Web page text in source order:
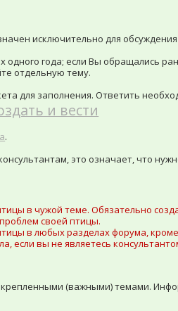
исключительно для
года; если Вы обращались
отдельную тему.
для заполнения. Ответить
и вести
.
это означает, что
в чужой теме. Обязательно
своей птицы.
в любых разделах форума,
если вы не являетесь
(важными) темами.